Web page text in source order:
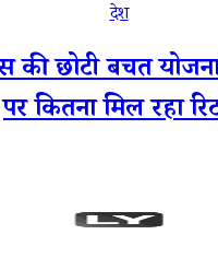
देश
बचत
पर कितना मिल रहा